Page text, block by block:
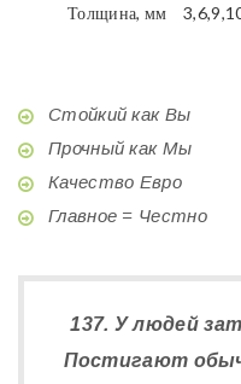
Толщина, мм
Стойкий как Вы
Прочный как Мы
Качество Евро
Главное = Честно
137. У людей
Постигают